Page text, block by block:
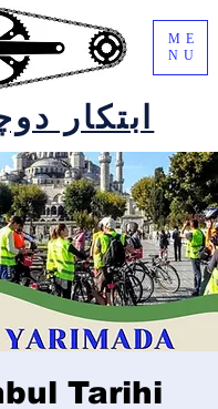
ابتکار
ME
NU
Tarihi